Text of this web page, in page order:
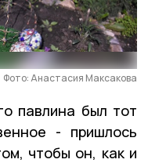
Фото: Анастасия Максакова
павлина был тот
- пришлось
чтобы он, как и